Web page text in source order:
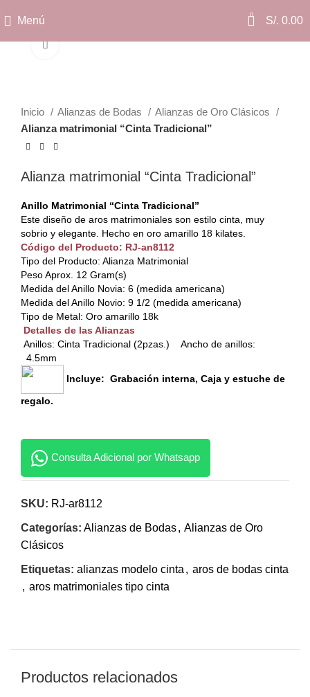
Menú 0 S/. 0.00
Clic para ampliar
Inicio Alianzas de Bodas
Alianzas de Oro Clásicos
Alianza matrimonial “Cinta Tradicional”
Alianza matrimonial “Cinta Tradicional”
Anillo Matrimonial “Cinta Tradicional”
Este diseño de aros matrimoniales son estilo cinta, muy
sobrio y elegante. Hecho en oro amarillo 18 kilates.
Código del Producto: RJ-an8112
Tipo del Producto: Alianza Matrimonial
Peso Aprox. 12 Gram(s)
Medida del Anillo Novia: 6 (medida americana)
Medida del Anillo Novio: 9 1/2 (medida americana)
Tipo de Metal: Oro amarillo 18k
Detalles de las Alianzas
Anillos: Cinta Tradicional (2pzas.) Ancho de anillos:
4.5mm
Incluye: Grabación interna, Caja y estuche de
regalo.
Consulta Adicional por Whatsapp
SKU: RJ-ar8112
Categorías: Alianzas de Bodas, Alianzas de Oro
Clásicos
Etiquetas: alianzas modelo cinta , aros de bodas cinta
, aros matrimoniales tipo cinta
Productos relacionados